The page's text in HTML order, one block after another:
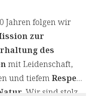
Wert auf
Auswahlprozess
um Ihnen
liefern. Wir nutzen
Kräutern,
Jahren folgen wir
zur
des
mit Leidenschaft,
und tiefemRespekt
. Wir sind stolz